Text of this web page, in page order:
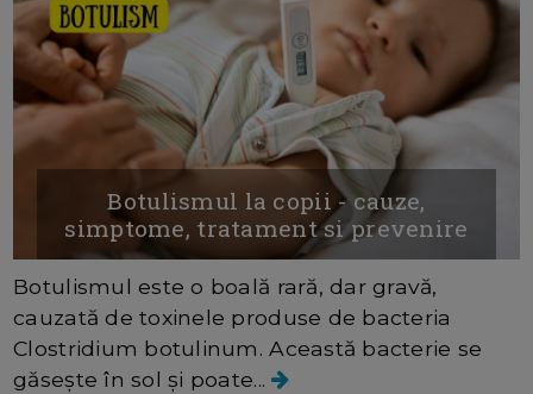
Botulismul la copii - cauze,
simptome, tratament si prevenire
Botulismul este o boală rară, dar gravă,
cauzată de toxinele produse de bacteria
Clostridium botulinum. Această bacterie se
găsește în sol și poate...